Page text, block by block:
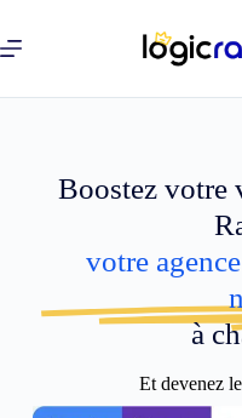
Boostez votre
votre
à
Et devenez